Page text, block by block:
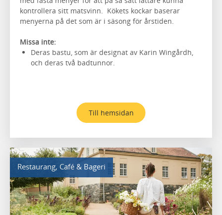
kontrollera sitt matsvinn. Kökets kockar baserar
menyerna på det som är i säsong för årstiden.
Missa inte:
Deras bastu, som är designat av Karin Wingårdh,
och deras två badtunnor.
Till hemsidan
Restaurang, Café & Bageri